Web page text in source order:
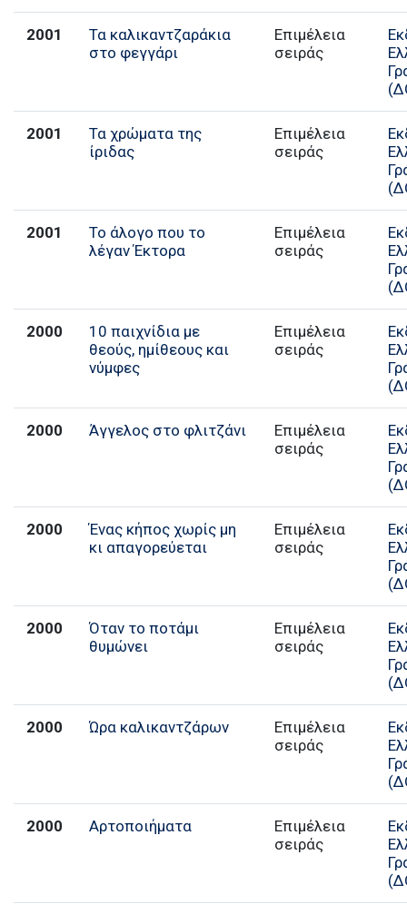
2001
Τα καλικαντζαράκια
στο φεγγάρι
Επιμέλεια
σειράς
2001
Τα χρώματα της
ίριδας
Επιμέλεια
σειράς
2001
Το άλογο που το
λέγαν Έκτορα
Επιμέλεια
σειράς
2000
10 παιχνίδια με
θεούς, ημίθεους και
νύμφες
Επιμέλεια
σειράς
2000 Άγγελος στο φλιτζάνι
Επιμέλεια
σειράς
2000
Ένας κήπος χωρίς μη
κι απαγορεύεται
Επιμέλεια
σειράς
2000
Όταν το ποτάμι
θυμώνει
Επιμέλεια
σειράς
2000 Ώρα καλικαντζάρων
Επιμέλεια
σειράς
2000 Αρτοποιήματα
Επιμέλεια
σειράς